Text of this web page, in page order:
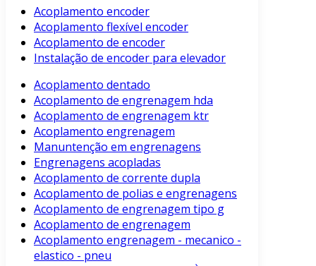
Acoplamento encoder
Acoplamento flexível encoder
Acoplamento de encoder
Instalação de encoder para elevador
Acoplamento dentado
Acoplamento de engrenagem hda
Acoplamento de engrenagem ktr
Acoplamento engrenagem
Manuntenção em engrenagens
Engrenagens acopladas
Acoplamento de corrente dupla
Acoplamento de polias e engrenagens
Acoplamento de engrenagem tipo g
Acoplamento de engrenagem
Acoplamento engrenagem - mecanico -
elastico - pneu